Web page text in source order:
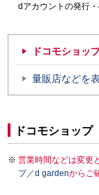
dアカウントの発行・
ドコモショッ
量販店などを
ドコモショップ
営業時間などは変更
プ／d gardenからご